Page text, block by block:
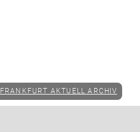
AKTUELL ARCHIV